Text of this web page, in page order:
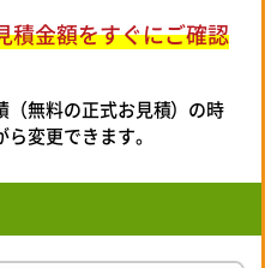
積金額をすぐにご確認
（無料の正式お見積）の時
変更できます。